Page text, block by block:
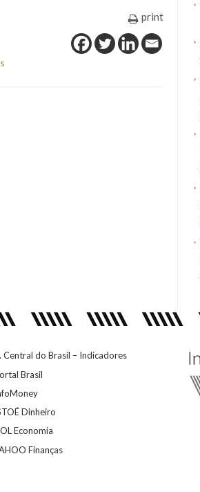
print
Central do Brasil – Indicadores
Brasil
Dinheiro
Economia
Finanças